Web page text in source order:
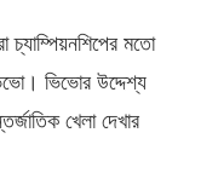
চ্যাম্পিয়নশিপের মতো
ভিভোর উদ্দেশ্য
খেলা দেখার